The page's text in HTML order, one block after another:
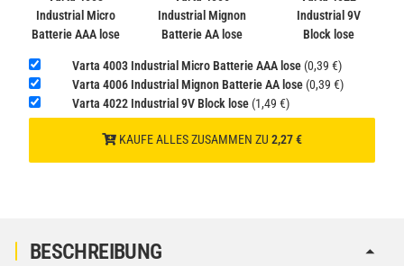
Verbatim Cool'n'Go AirJet Handventilator 4000mAh
Grau Lila
22,95 €
inkl. 19% USt. zzgl.Versand
gem. SV188 ADR)
−
inkl. 19% USt. zzgl.
Industrial Micro
Batterie AAA lose
Industrial Mignon
Batterie AA lose
Industrial 9V
Block lose
Varta 4003 Industrial Micro Batterie AAA lose (0,39 €)
Varta 4006 Industrial Mignon Batterie AA lose (0,39 €)
Varta 4022 Industrial 9V Block lose (1,49 €)
KAUFE ALLES ZUSAMMEN ZU 2,27 €
BESCHREIBUNG